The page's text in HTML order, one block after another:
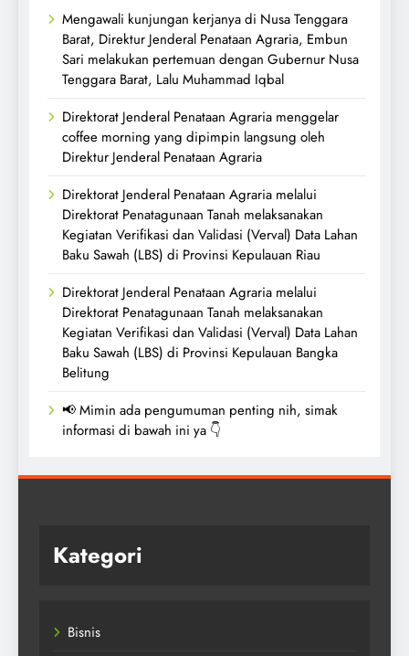
Mengawali kunjungan kerjanya di Nusa Tenggara
Barat, Direktur Jenderal Penataan Agraria, Embun
Sari melakukan pertemuan dengan Gubernur Nusa
Tenggara Barat, Lalu Muhammad Iqbal
Direktorat Jenderal Penataan Agraria menggelar
coffee morning yang dipimpin langsung oleh
Direktur Jenderal Penataan Agraria
Direktorat Jenderal Penataan Agraria melalui
Direktorat Penatagunaan Tanah melaksanakan
Kegiatan Verifikasi dan Validasi (Verval) Data Lahan
Baku Sawah (LBS) di Provinsi Kepulauan Riau
Direktorat Jenderal Penataan Agraria melalui
Direktorat Penatagunaan Tanah melaksanakan
Kegiatan Verifikasi dan Validasi (Verval) Data Lahan
Baku Sawah (LBS) di Provinsi Kepulauan Bangka
Belitung
📢 Mimin ada pengumuman penting nih, simak
informasi di bawah ini ya 👇
Kategori
Bisnis